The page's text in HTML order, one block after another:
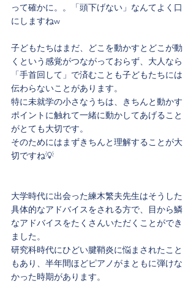
って確かに。。「頭下げない」なんてよく口
にしますねw
子どもたちはまだ、どこを動かすとどこが動
くという感覚がつながっておらず、大人なら
「手首回して」で済むことも子どもたちには
伝わらないことがあります。
特に未就学の小さなうちは、きちんと動かす
ポイントに触れて一緒に動かしてあげること
がとても大切です。
そのためにはまずきちんと理解することが大
切ですね💡
大学時代に出会った練木繁夫先生はそうした
具体的なアドバイスをされる方で、目から鱗
なアドバイスをたくさんいただくことができ
ました。
研究科時代にひどい腱鞘炎に悩まされたこと
もあり、半年間ほどピアノがまともに弾けな
かった時期があります。